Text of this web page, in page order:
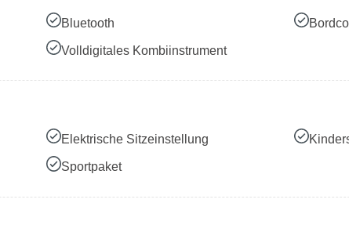
Bluetooth
Volldigitales Kombiinstrument
Elektrische Sitzeinstellung
Sportpaket